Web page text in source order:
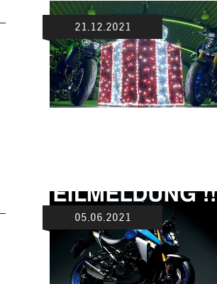
21.12.2021
05.06.2021